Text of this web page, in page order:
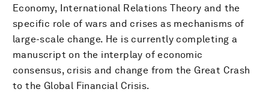
Economy, International Relations Theory and the
specific role of wars and crises as mechanisms of
large-scale change. He is currently completing a
manuscript on the interplay of economic
consensus, crisis and change from the Great Crash
to the Global Financial Crisis.